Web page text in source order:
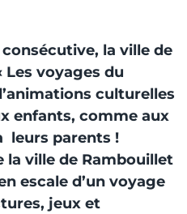
la ville de
voyages du
animations culturelles
enfants, comme aux
leurs parents !
ville de Rambouillet
escale d’un voyage
jeux et